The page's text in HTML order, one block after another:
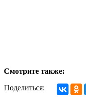
Смотрите также:
Поделиться: